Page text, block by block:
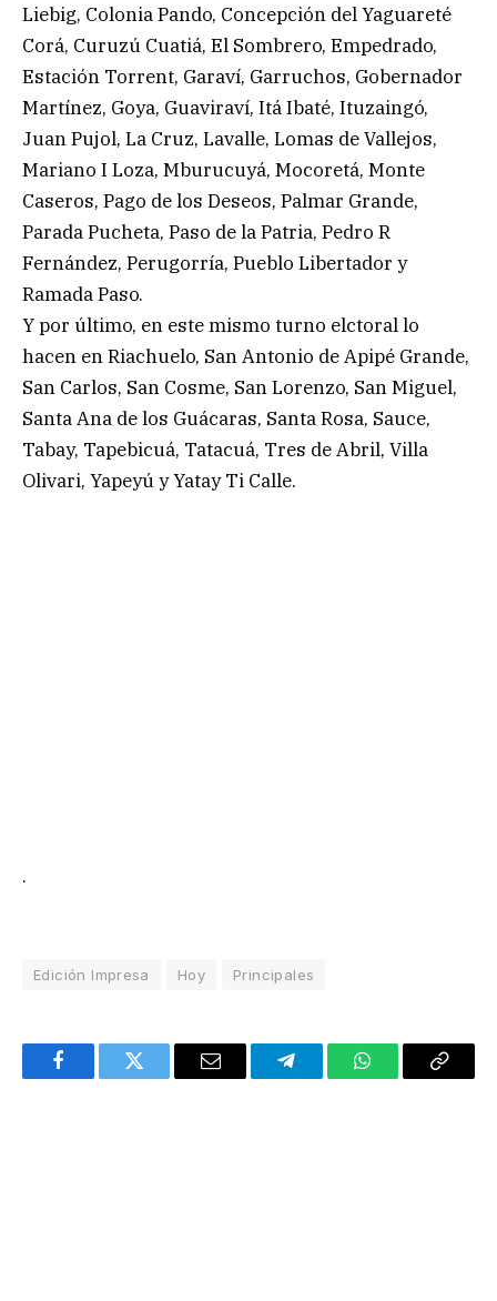
Liebig, Colonia Pando, Concepción del Yaguareté
Corá, Curuzú Cuatiá, El Sombrero, Empedrado,
Estación Torrent, Garaví, Garruchos, Gobernador
Martínez, Goya, Guaviraví, Itá Ibaté, Ituzaingó,
Juan Pujol, La Cruz, Lavalle, Lomas de Vallejos,
Mariano I Loza, Mburucuyá, Mocoretá, Monte
Caseros, Pago de los Deseos, Palmar Grande,
Parada Pucheta, Paso de la Patria, Pedro R
Fernández, Perugorría, Pueblo Libertador y
Ramada Paso.
Y por último, en este mismo turno elctoral lo
hacen en Riachuelo, San Antonio de Apipé Grande,
San Carlos, San Cosme, San Lorenzo, San Miguel,
Santa Ana de los Guácaras, Santa Rosa, Sauce,
Tabay, Tapebicuá, Tatacuá, Tres de Abril, Villa
Olivari, Yapeyú y Yatay Ti Calle.
.
Edición Impresa Hoy Principales
FacebookTwitter Email TelegramWhatsAppCopy